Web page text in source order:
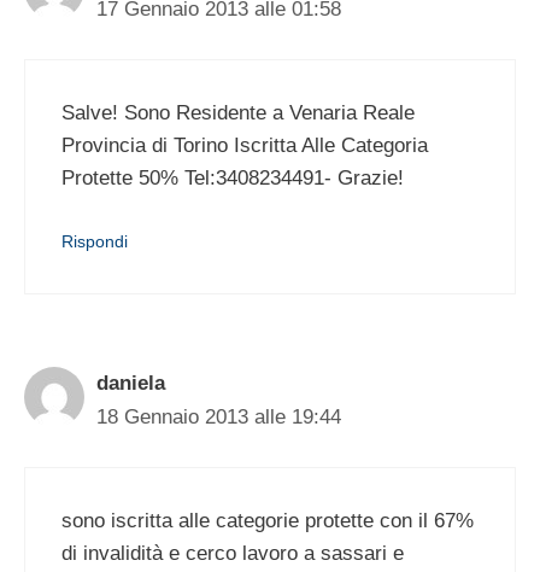
17 Gennaio 2013 alle 01:58
Salve! Sono Residente a Venaria Reale
Provincia di Torino Iscritta Alle Categoria
Protette 50% Tel:3408234491- Grazie!
Rispondi
daniela
18 Gennaio 2013 alle 19:44
sono iscritta alle categorie protette con il 67%
di invalidità e cerco lavoro a sassari e